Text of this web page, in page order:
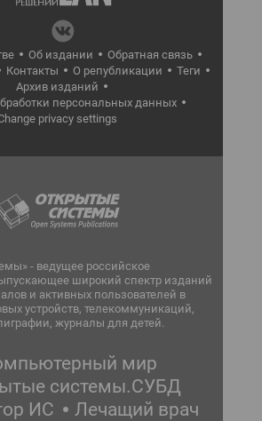
Об издании
Обратная связь
Контакты О републикации
Теги
Архив изданий
персональных данных
privacy settings
- ведущее российское
широкий спектр изданий
и активных пользователей в
устройств, телекоммуникаций,
журналы для детей.
мир
системы.СУБД
ИС
Лечащий врач